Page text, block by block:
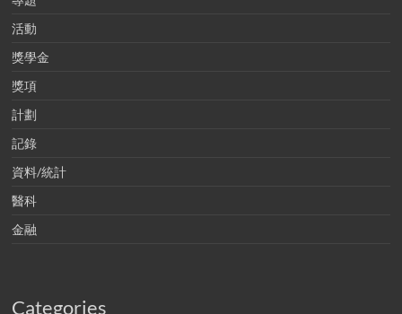
活動
獎學金
獎項
計劃
記錄
資料/統計
醫科
金融
Categories